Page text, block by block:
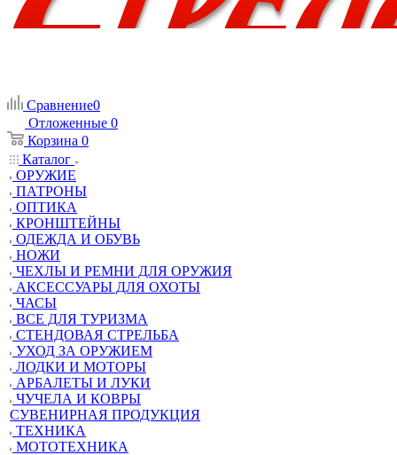
Сравнение0
Отложенные 0
Корзина 0
Каталог
ОРУЖИЕ
ПАТРОНЫ
ОПТИКА
КРОНШТЕЙНЫ
ОДЕЖДА И ОБУВЬ
НОЖИ
ЧЕХЛЫ И РЕМНИ ДЛЯ ОРУЖИЯ
АКСЕССУАРЫ ДЛЯ ОХОТЫ
ЧАСЫ
ВСЕ ДЛЯ ТУРИЗМА
СТЕНДОВАЯ СТРЕЛЬБА
УХОД ЗА ОРУЖИЕМ
ЛОДКИ И МОТОРЫ
АРБАЛЕТЫ И ЛУКИ
ЧУЧЕЛА И КОВРЫ
СУВЕНИРНАЯ ПРОДУКЦИЯ
ТЕХНИКА
МОТОТЕХНИКА